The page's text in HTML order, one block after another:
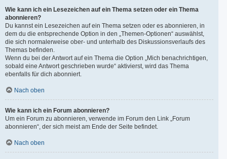
Wie kann ich ein Lesezeichen auf ein Thema setzen oder ein Thema
abonnieren?
Du kannst ein Lesezeichen auf ein Thema setzen oder es abonnieren, in
dem du die entsprechende Option in den „Themen-Optionen“ auswählst,
die sich normalerweise ober- und unterhalb des Diskussionsverlaufs des
Themas befinden.
Wenn du bei der Antwort auf ein Thema die Option „Mich benachrichtigen,
sobald eine Antwort geschrieben wurde“ aktivierst, wird das Thema
ebenfalls für dich abonniert.
Nach oben
Wie kann ich ein Forum abonnieren?
Um ein Forum zu abonnieren, verwende im Forum den Link „Forum
abonnieren“, der sich meist am Ende der Seite befindet.
Nach oben